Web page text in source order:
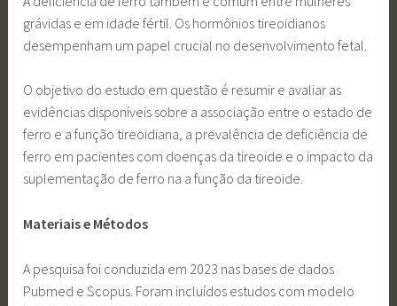
grávidas e em idade fértil. Os hormônios tireoidianos
desempenham um papel crucial no desenvolvimento fetal.
O objetivo do estudo em questão é resumir e avaliar as
evidências disponíveis sobre a associação entre o estado de
ferro e a função tireoidiana, a prevalência de deficiência de
ferro em pacientes com doenças da tireoide e o impacto da
suplementação de ferro na a função da tireoide.
Materiais e Métodos
A pesquisa foi conduzida em 2023 nas bases de dados
Pubmed e Scopus. Foram incluídos estudos com modelo